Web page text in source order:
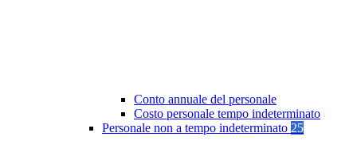
Conto annuale del personale
Costo personale tempo indeterminato
Personale non a tempo indeterminato 25